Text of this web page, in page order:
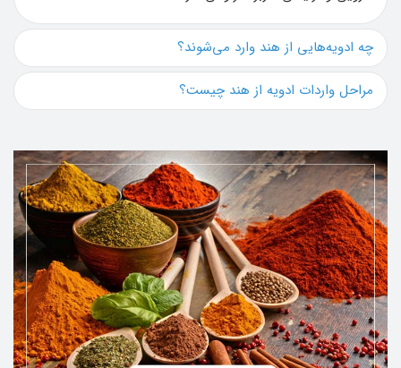
چه ادویه‌هایی از هند وارد می‌شوند؟
مراحل واردات ادویه از هند چیست؟